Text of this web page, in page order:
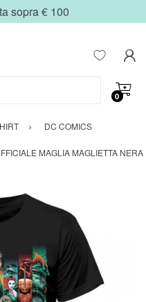
sopra € 100
0
DC COMICS
MAGLIA MAGLIETTA NERA